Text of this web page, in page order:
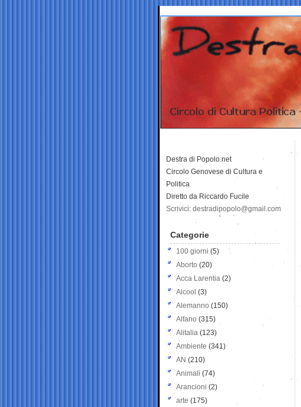
Destra di Popolo.net
Circolo Genovese di Cultura e
Politica
Diretto da Riccardo Fucile
Scrivici: destradipopolo@gmail.com
Categorie
100 giorni (5)
Aborto (20)
Acca Larentia (2)
Alcool (3)
Alemanno (150)
Alfano (315)
Alitalia (123)
Ambiente (341)
AN (210)
Animali (74)
Arancioni (2)
arte (175)